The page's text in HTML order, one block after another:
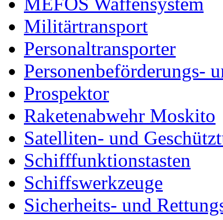
Militärtransport
Personaltransporter
Personenbeförderungs-
Prospektor
Raketenabwehr Moskito
Satelliten- und
Schifffunktionstasten
Schiffswerkzeuge
Sicherheits- und